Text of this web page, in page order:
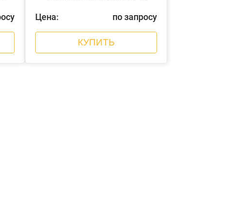
Цена: по запросу
КУПИТЬ